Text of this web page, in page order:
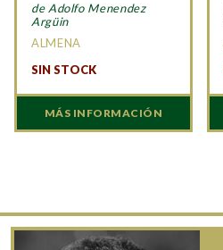
de Adolfo Menendez
Argüin
ALMENA
SIN STOCK
MÁS INFORMACIÓN